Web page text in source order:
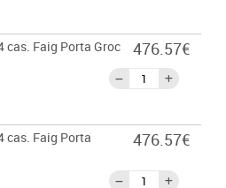
cas. Faig Porta Groc
476.57€
cas. Faig Porta
476.57€